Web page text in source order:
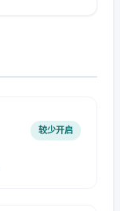
较少开启